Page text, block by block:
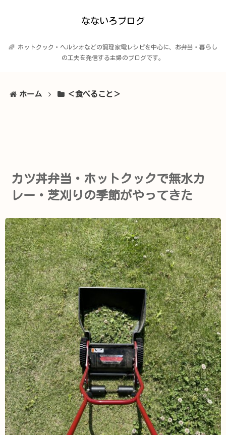
なないろブログ
🌈 ホットクック・ヘルシオなどの調理家電レシピを中心に、お弁当・暮らし
の工夫を発信する主婦のブログです。
ホーム ＜食べること＞
カツ丼弁当・ホットクックで無水カ
レー・芝刈りの季節がやってきた